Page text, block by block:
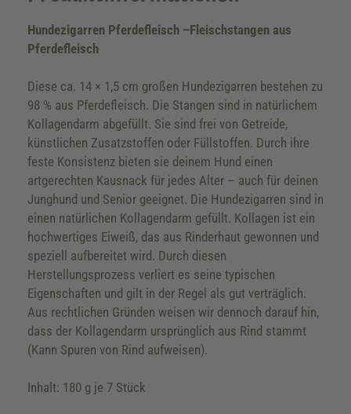
Hundezigarren Pferdefleisch –Fleischstangen aus
Pferdefleisch
Diese ca. 14 × 1,5 cm großen Hundezigarren bestehen zu
98 % aus Pferdefleisch. Die Stangen sind in natürlichem
Kollagendarm abgefüllt. Sie sind frei von Getreide,
künstlichen Zusatzstoffen oder Füllstoffen. Durch ihre
feste Konsistenz bieten sie deinem Hund einen
artgerechten Kausnack für jedes Alter – auch für deinen
Junghund und Senior geeignet. Die Hundezigarren sind in
einen natürlichen Kollagendarm gefüllt. Kollagen ist ein
hochwertiges Eiweiß, das aus Rinderhaut gewonnen und
speziell aufbereitet wird. Durch diesen
Herstellungsprozess verliert es seine typischen
Eigenschaften und gilt in der Regel als gut verträglich.
Aus rechtlichen Gründen weisen wir dennoch darauf hin,
dass der Kollagendarm ursprünglich aus Rind stammt
(Kann Spuren von Rind aufweisen).
Inhalt: 180 g je 7 Stück